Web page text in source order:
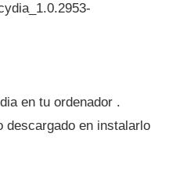
en tu ordenador .
descargado en instalarlo